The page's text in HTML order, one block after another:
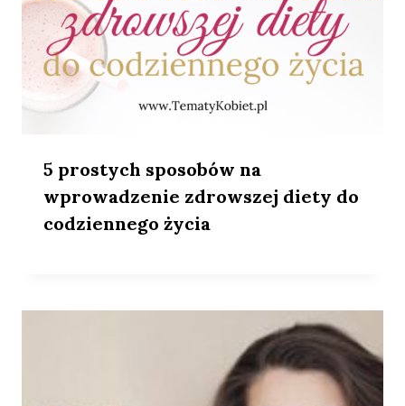
5 prostych sposobów na
wprowadzenie zdrowszej diety do
codziennego życia